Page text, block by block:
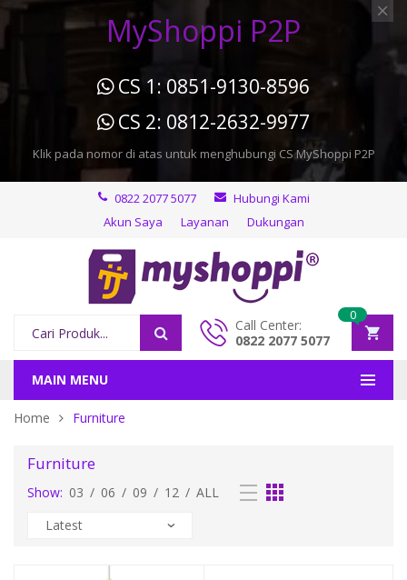
MyShoppi P2P
CS 1: 0851-9130-8596
CS 2: 0812-2632-9977
Klik pada nomor di atas untuk menghubungi CS MyShoppi P2P
0822 2077 5077
Hubungi Kami
Akun Saya
Layanan Dukungan
Call Center:
0822 2077 5077
0
MAIN MENU
Home Furniture
Furniture
Show: 03 / 06 / 09 / 12 / ALL